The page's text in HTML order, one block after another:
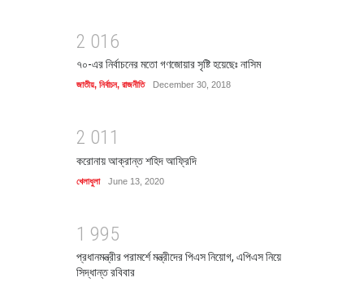
2 01 6
৭০-এর নির্বাচনের মতো গণজোয়ার সৃষ্টি হয়েছেঃ নাসিম
জাতীয়, নির্বাচন, রাজনীতি December 30, 2018
2 01 1
করোনায় আক্রান্ত শহিদ আফ্রিদি
খেলাধুলা June 13, 2020
1 995
প্রধানমন্ত্রীর পরামর্শে মন্ত্রীদের পিএস নিয়োগ, এপিএস নিয়ে
সিদ্ধান্ত রবিবার